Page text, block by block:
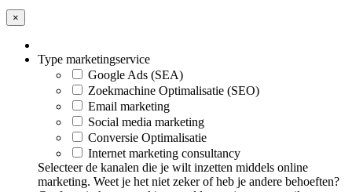
×
Type marketingservice
Google Ads (SEA)
Zoekmachine Optimalisatie (SEO)
Email marketing
Social media marketing
Conversie Optimalisatie
Internet marketing consultancy
Selecteer de kanalen die je wilt inzetten middels online
marketing. Weet je het niet zeker of heb je andere behoeften?